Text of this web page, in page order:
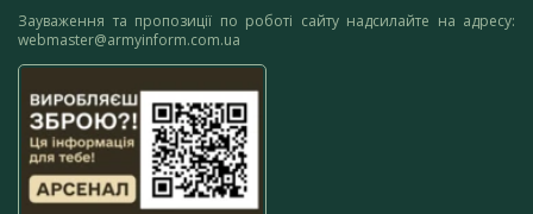
Зауваження та пропозиції по роботі сайту надсилайте на адресу:
webmaster@armyinform.com.ua